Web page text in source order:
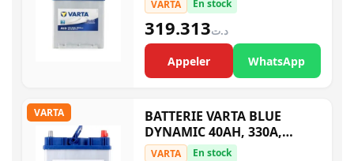
VARTA En stock
د.ت319.313
Appeler WhatsApp
VARTA
BATTERIE VARTA BLUE
DYNAMIC 40AH, 330A,
5401260333132 A14 E2
VARTA En stock